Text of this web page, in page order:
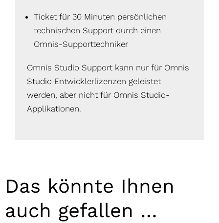
Ticket für 30 Minuten persönlichen
technischen Support durch einen
Omnis-Supporttechniker
Omnis Studio Support kann nur für Omnis
Studio Entwicklerlizenzen geleistet
werden, aber nicht für Omnis Studio-
Applikationen.
Das könnte Ihnen
auch gefallen …